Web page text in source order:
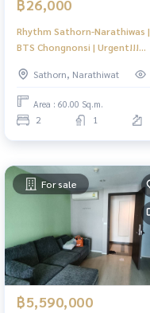
฿26,000
Rhythm Sathorn-Narathiwas |
BTS Chongnonsi | Urgent!!!
กลางเมือง พร้อมอยู่เดือนมิ.ย 🔥 |
#HL
Sathorn, Narathiwat
Area : 60.00 Sq.m.
2 1
For sale
฿5,590,000